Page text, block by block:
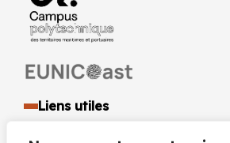
Liens utiles